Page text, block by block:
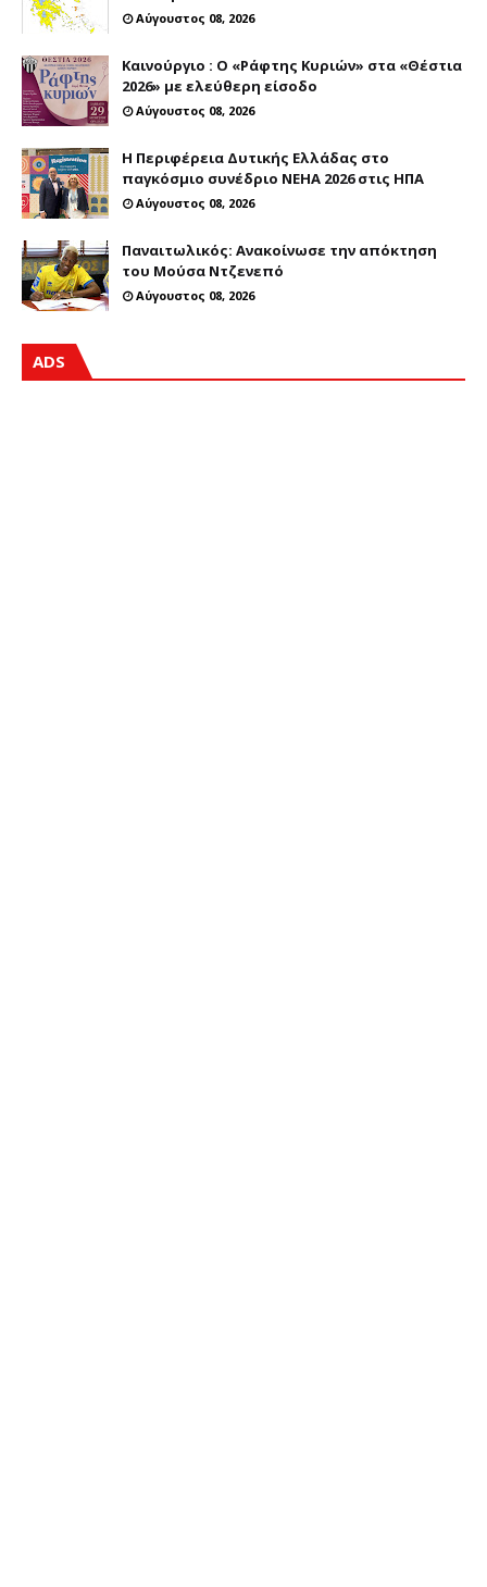
Αύγουστος 08, 2026
Καινούργιο : Ο «Ράφτης Κυριών» στα «Θέστια
2026» με ελεύθερη είσοδο
Αύγουστος 08, 2026
Η Περιφέρεια Δυτικής Ελλάδας στο
παγκόσμιο συνέδριο NEHA 2026 στις ΗΠΑ
Αύγουστος 08, 2026
Παναιτωλικός: Ανακοίνωσε την απόκτηση
του Μούσα Ντζενεπό
Αύγουστος 08, 2026
ADS